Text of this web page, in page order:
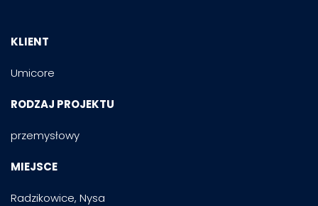
KLIENT
Umicore
RODZAJ PROJEKTU
przemysłowy
MIEJSCE
Radzikowice, Nysa